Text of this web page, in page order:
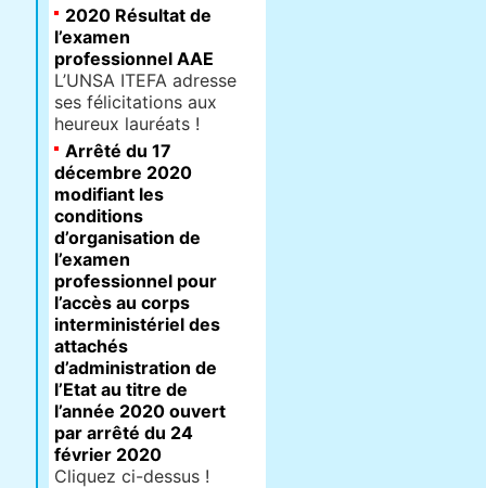
2020 Résultat de
l’examen
professionnel AAE
L’UNSA ITEFA adresse
ses félicitations aux
heureux lauréats !
Arrêté du 17
décembre 2020
modifiant les
conditions
d’organisation de
l’examen
professionnel pour
l’accès au corps
interministériel des
attachés
d’administration de
l’Etat au titre de
l’année 2020 ouvert
par arrêté du 24
février 2020
Cliquez ci-dessus !